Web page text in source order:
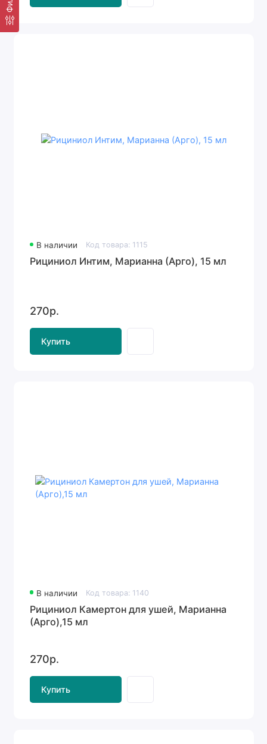
В наличии Код товара: 1115
Рициниол Интим, Марианна (Арго), 15 мл
270р.
Купить
В наличии Код товара: 1140
Рициниол Камертон для ушей, Марианна
(Арго),15 мл
270р.
Купить